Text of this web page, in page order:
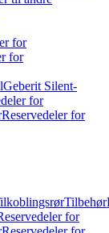
for
for
Geberit Silent-
for
Reservedeler for
Tilbehør
for